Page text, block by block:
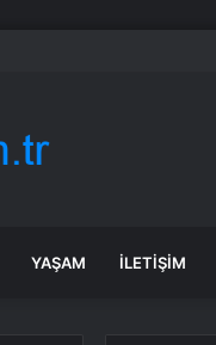
düşman yaratıyor
YAŞAM İLETIŞIM